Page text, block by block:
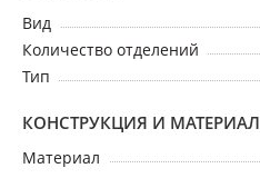
Вид
Количество отделений
Тип
КОНСТРУКЦИЯ И МАТЕРИАЛ
Материал